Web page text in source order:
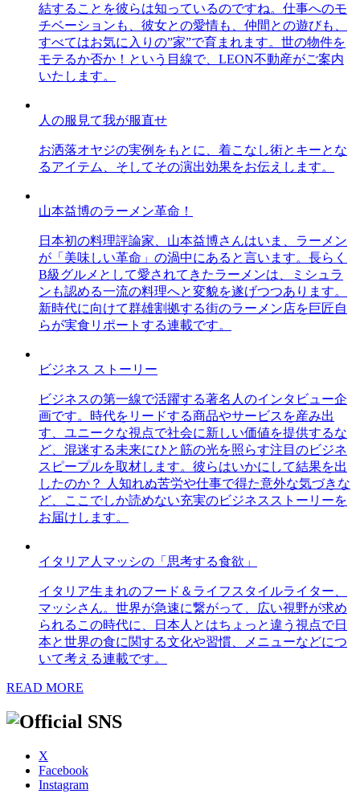
結することを彼らは知っているのですね。仕事へのモ
チベーションも、彼女との愛情も、仲間との遊びも、
すべてはお気に入りの”家”で育まれます。世の物件を
モテるか否か！という目線で、LEON不動産がご案内
いたします。
人の服見て我が服直せ
お洒落オヤジの実例をもとに、着こなし術とキーとな
るアイテム、そしてその演出効果をお伝えします。
山本益博のラーメン革命！
日本初の料理評論家、山本益博さんはいま、ラーメン
が「美味しい革命」の渦中にあると言います。長らく
B級グルメとして愛されてきたラーメンは、ミシュラ
ンも認める一流の料理へと変貌を遂げつつあります。
新時代に向けて群雄割拠する街のラーメン店を巨匠自
らが実食リポートする連載です。
ビジネス ストーリー
ビジネスの第一線で活躍する著名人のインタビュー企
画です。時代をリードする商品やサービスを産み出
す、ユニークな視点で社会に新しい価値を提供するな
ど、混迷する未来にひと筋の光を照らす注目のビジネ
スピープルを取材します。彼らはいかにして結果を出
したのか？ 人知れぬ苦労や仕事で得た意外な気づきな
ど、ここでしか読めない充実のビジネスストーリーを
お届けします。
イタリア人マッシの「思考する食欲」
イタリア生まれのフード＆ライフスタイルライター、
マッシさん。世界が急速に繋がって、広い視野が求め
られるこの時代に、日本人とはちょっと違う視点で日
本と世界の食に関する文化や習慣、メニューなどにつ
いて考える連載です。
READ MORE
X
Facebook
Instagram